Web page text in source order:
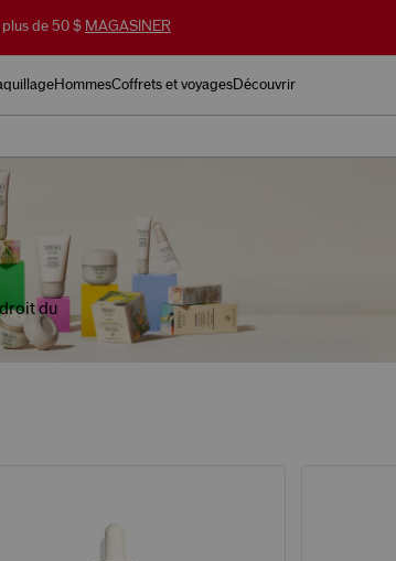
de 50 $ MAGASINER
HommesCoffrets et voyagesDécouvrir
du